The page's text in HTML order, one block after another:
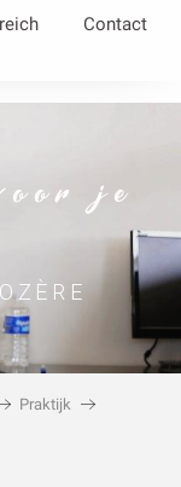
Contact
je
Praktijk